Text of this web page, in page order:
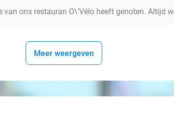
ons restauran O\'Vélo heeft genoten. Altijd
Meer weergeven